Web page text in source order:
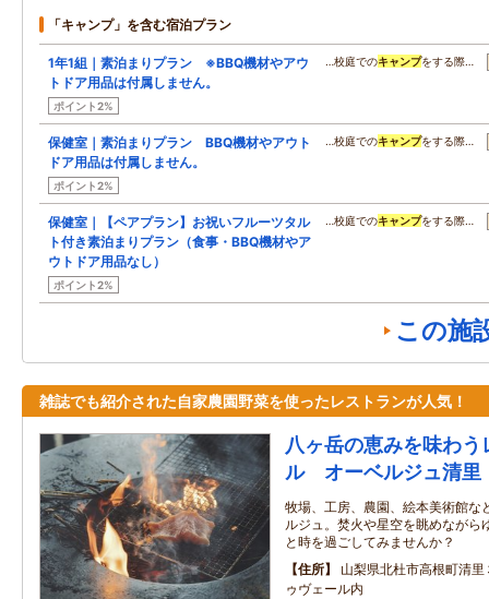
「キャンプ」を含む宿泊プラン
1年1組｜素泊まりプラン ※BBQ機材やアウ
トドア用品は付属しません。
ポイント2%
…校庭でのキャンプをする際…
保健室｜素泊まりプラン BBQ機材やアウト
ドア用品は付属しません。
ポイント2%
…校庭でのキャンプをする際…
保健室｜【ペアプラン】お祝いフルーツタル
ト付き素泊まりプラン（食事・BBQ機材やア
ウトドア用品なし）
ポイント2%
…校庭でのキャンプをする際…
この施
雑誌でも紹介された自家農園野菜を使ったレストランが人気！
八ヶ岳の恵みを味わ
ル オーベルジュ清里
牧場、工房、農園、絵本美術館な
ルジュ。焚火や星空を眺めながら
と時を過ごしてみませんか？
住所
山梨県北杜市高根町清
ゥヴェール内